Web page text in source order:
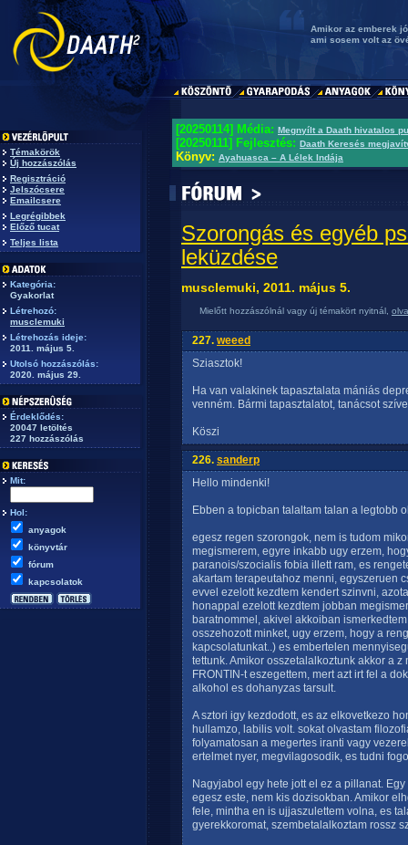
Amikor az emberek
ami sosem volt az
Témakörök
Új hozzászólás
Regisztráció
Jelszócsere
Emailcsere
Legrégibbek
Előző tucat
Teljes lista
Kategória:
Gyakorlat
Létrehozó:
musclemuki
Létrehozás ideje:
2011. május 5.
Utolsó hozzászólás:
2020. május 29.
Érdeklődés:
20047 letöltés
227 hozzászólás
Mit:
Hol:
anyagok
könyvtár
fórum
kapcsolatok
[20250114] Média: Megnyílt a Daath hivatalos
[20250111] Fejlesztés: Daath Keresés
Könyv: Ayahuasca – A Lélek Indája
Szorongás és egyéb
leküzdése
musclemuki, 2011. május 5.
Mielőtt hozzászólnál vagy új témakört nyitnál,
227. weeed
Sziasztok!
Ha van valakinek tapasztalata mániás
venném. Bármi tapasztalatot, tanácsot
Köszi
226. sanderp
Hello mindenki!
Ebben a topicban talaltam talan a legtobb
egesz regen szorongok, nem is tudom
megismerem, egyre inkabb ugy erzem,
paranois/szocialis fobia illett ram, es
akartam terapeutahoz menni, egyszeruen
evvel ezelott kezdtem kendert szinvni,
honappal ezelott kezdtem jobban
baratnommel, akivel akkoiban
osszehozott minket, ugy erzem, hogy a
kapcsolatunkat..) es embertelen
tettunk. Amikor osszetalalkoztunk akkor a
FRONTIN-t eszegettem, mert azt irt fel a
alkohol es dohanyzas tarsult.
A sztori igy kezdodott, es az elkovetkezo
hullamzo, labilis volt. sokat olvastam
folyamatosan a megertes iranti vagy
ertelmet nyer, megvilagosodik, es tudni
Nagyjabol egy hete jott el ez a pillanat.
egesz este, nem kis dozisokban. Amikor
fele, mintha en is ujjaszulettem volna, es
gyerekkoromat, szembetalalkoztam rossz